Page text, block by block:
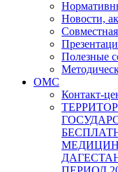
Новости,
Полезные
ОМС
Контакт-